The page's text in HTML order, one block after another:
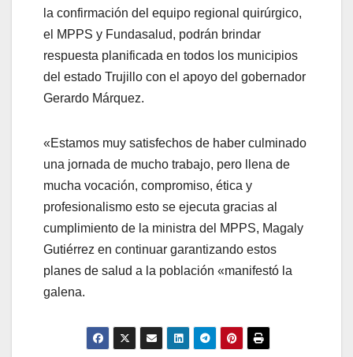
la confirmación del equipo regional quirúrgico,
el MPPS y Fundasalud, podrán brindar
respuesta planificada en todos los municipios
del estado Trujillo con el apoyo del gobernador
Gerardo Márquez.
«Estamos muy satisfechos de haber culminado
una jornada de mucho trabajo, pero llena de
mucha vocación, compromiso, ética y
profesionalismo esto se ejecuta gracias al
cumplimiento de la ministra del MPPS, Magaly
Gutiérrez en continuar garantizando estos
planes de salud a la población «manifestó la
galena.